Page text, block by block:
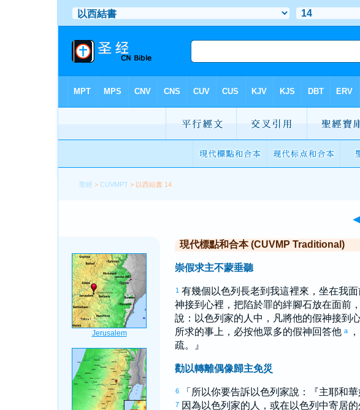
聖經 >CUVMPT > 以西結書 14
現代標點和合本 (CUVMP Traditional)
崇假求主不蒙垂聽
1 有幾個 以色列 長老到我這裡來，坐在我面
神接到心裡，把陷於罪的絆腳石放在面前
說： 以色列 家的人中，凡將他的假神接到
所求的事上，必按他眾多的假神回答他 a ，
疏。』
勸以轉離偶像歸主免災
6 「所以你要告訴以色列 家說：『主耶和
7 因為 以色列 家的人，或在 以色列 中寄居